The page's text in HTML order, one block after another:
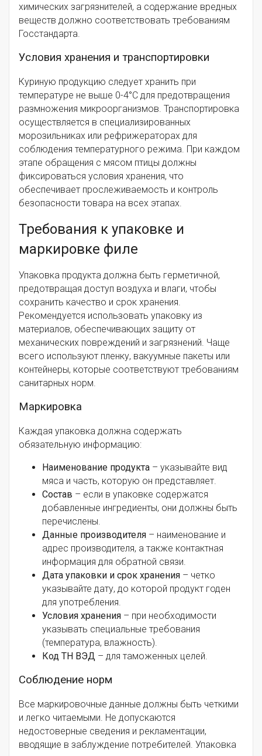
химических загрязнителей, а содержание вредных
веществ должно соответствовать требованиям
Госстандарта.
Условия хранения и транспортировки
Куриную продукцию следует хранить при
температуре не выше 0-4°C для предотвращения
размножения микроорганизмов. Транспортировка
осуществляется в специализированных
морозильниках или рефрижераторах для
соблюдения температурного режима. При каждом
этапе обращения с мясом птицы должны
фиксироваться условия хранения, что
обеспечивает прослеживаемость и контроль
безопасности товара на всех этапах.
Требования к упаковке и
маркировке филе
Упаковка продукта должна быть герметичной,
предотвращая доступ воздуха и влаги, чтобы
сохранить качество и срок хранения.
Рекомендуется использовать упаковку из
материалов, обеспечивающих защиту от
механических повреждений и загрязнений. Чаще
всего используют пленку, вакуумные пакеты или
контейнеры, которые соответствуют требованиям
санитарных норм.
Маркировка
Каждая упаковка должна содержать
обязательную информацию:
Наименование продукта – указывайте вид
мяса и часть, которую он представляет.
Состав – если в упаковке содержатся
добавленные ингредиенты, они должны быть
перечислены.
Данные производителя – наименование и
адрес производителя, а также контактная
информация для обратной связи.
Дата упаковки и срок хранения – четко
указывайте дату, до которой продукт годен
для употребления.
Условия хранения – при необходимости
указывать специальные требования
(температура, влажность).
Код ТН ВЭД – для таможенных целей.
Соблюдение норм
Все маркировочные данные должны быть четкими
и легко читаемыми. Не допускаются
недостоверные сведения и рекламентации,
вводящие в заблуждение потребителей. Упаковка